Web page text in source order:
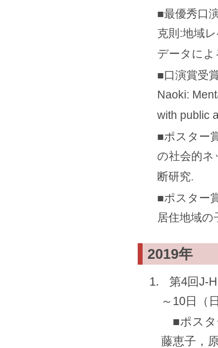
■最優秀口
克則:地域
データに
■口演賞受
Naoki:
with public
■ポスター
の社会的
断研究.
■ポスター
居住地域の
2019年
1.
第4回J-
～10日（
■ポスター
藤恵子，